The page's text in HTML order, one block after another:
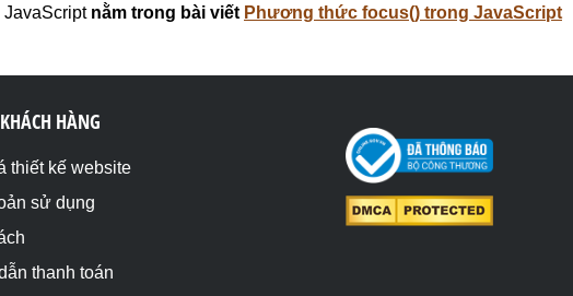
nằm trong bài viết Phương thức focus() trong JavaScript
HÀNG
thiết kế website
sử dụng
thanh toán